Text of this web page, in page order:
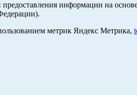
информации на
метрик Яндекс Метрика,